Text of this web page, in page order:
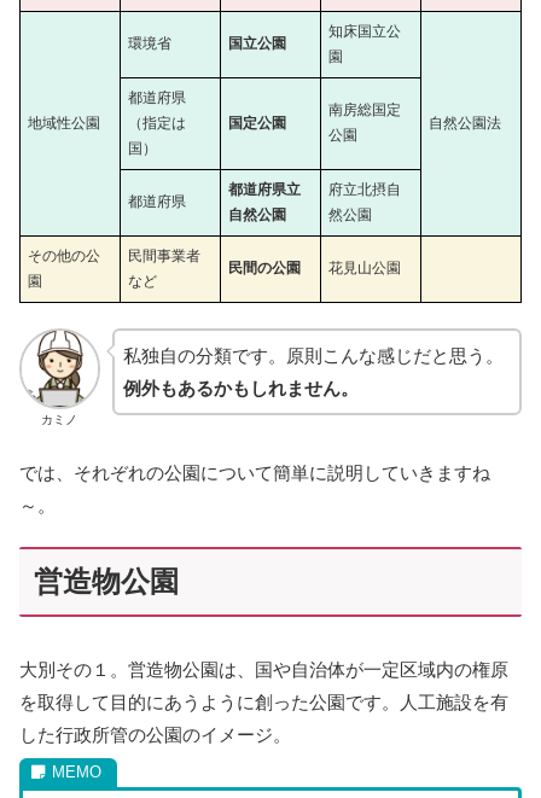
地域性公園
環境省 国立公園
知床国立公
園
自然公園法
都道府県
（指定は
国）
国定公園
南房総国定
公園
都道府県
都道府県立
自然公園
府立北摂自
然公園
その他の公
園
民間事業者
など
民間の公園 花見山公園
カミノ
私独自の分類です。原則こんな感じだと思う。
例外もあるかもしれません。
では、それぞれの公園について簡単に説明していきますね
～。
営造物公園
大別その１。営造物公園は、国や自治体が一定区域内の権原
を取得して目的にあうように創った公園です。人工施設を有
した行政所管の公園のイメージ。